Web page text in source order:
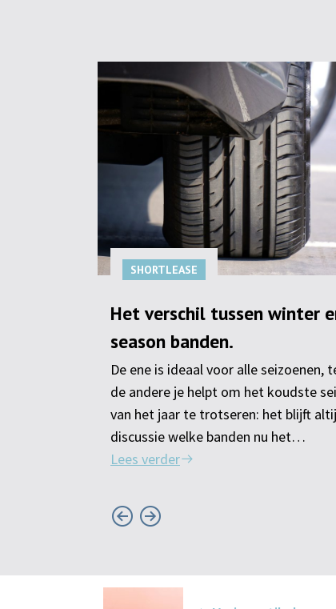
SHORTLEASE
Het verschil tussen winter
season banden.
De ene is ideaal voor alle seizoenen,
de andere je helpt om het koudste
van het jaar te trotseren: het blijft
discussie welke banden nu het…
Lees verder